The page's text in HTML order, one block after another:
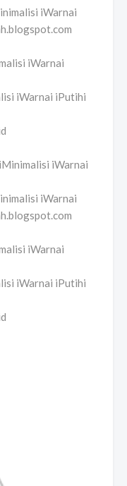
iWarnai
iWarnai iPutihi
iWarnai
iWarnai iPutihi